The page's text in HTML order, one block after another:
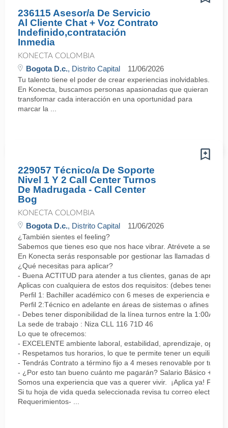
236115 Asesor/a De Servicio
Al Cliente Chat + Voz Contrato
Indefinido,contratación
Inmedia
KONECTA COLOMBIA
Bogota D.c., Distrito Capital 11/06/2026
Tu talento tiene el poder de crear experiencias inolvidables.
En Konecta, buscamos personas apasionadas que quieran
transformar cada interacción en una oportunidad para
marcar la ...
229057 Técnico/a De Soporte
Nivel 1 Y 2 Call Center Turnos
De Madrugada - Call Center
Bog
KONECTA COLOMBIA
Bogota D.c., Distrito Capital 11/06/2026
¿También sientes el feeling?
Sabemos que tienes eso que nos hace vibrar. Atrévete a ser
En Konecta serás responsable por gestionar las llamadas de
¿Qué necesitas para aplicar?
- Buena ACTITUD para atender a tus clientes, ganas de
Aplicas con cualquiera de estos dos requisitos: (debes tener
Perfil 1: Bachiller académico con 6 meses de experiencia en
Perfil 2:Técnico en adelante en áreas de sistemas o afines
- Debes tener disponibilidad de la línea turnos entre la 1:00AM
La sede de trabajo : Niza CLL 116 71D 46
Lo que te ofrecemos:
- EXCELENTE ambiente laboral, estabilidad, aprendizaje,
- Respetamos tus horarios, lo que te permite tener un equilibrio
- Tendrás Contrato a término fijo a 4 meses renovable por tu
- ¿Por esto tan bueno cuánto me pagarán? Salario Básico +
Somos una experiencia que vas a querer vivir. ¡Aplica ya!
Si tu hoja de vida queda seleccionada revisa tu correo
Requerimientos- ...